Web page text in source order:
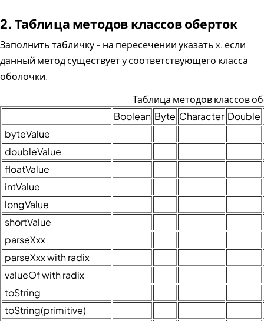
2. Таблица методов классов оберток
Заполнить табличку - на пересечении указать x, если
данный метод существует у соответствующего класса
оболочки.
Таблица методов классов
Boolean Byte Character Double
byteValue
doubleValue
floatValue
intValue
longValue
shortValue
parseXxx
parseXxx with radix
valueOf with radix
toString
toString(primitive)